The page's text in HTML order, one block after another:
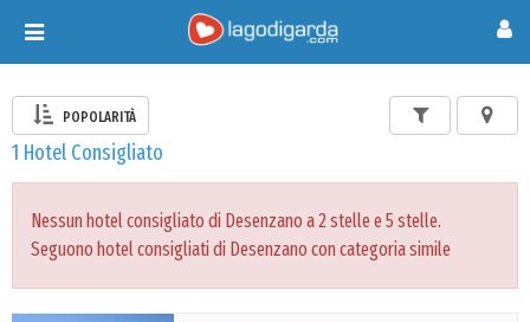
Toggle
navigation
POPOLARITÀ
1 Hotel Consigliato
Nessun hotel consigliato di Desenzano a 2 stelle e 5 stelle.
Seguono hotel consigliati di Desenzano con categoria simile